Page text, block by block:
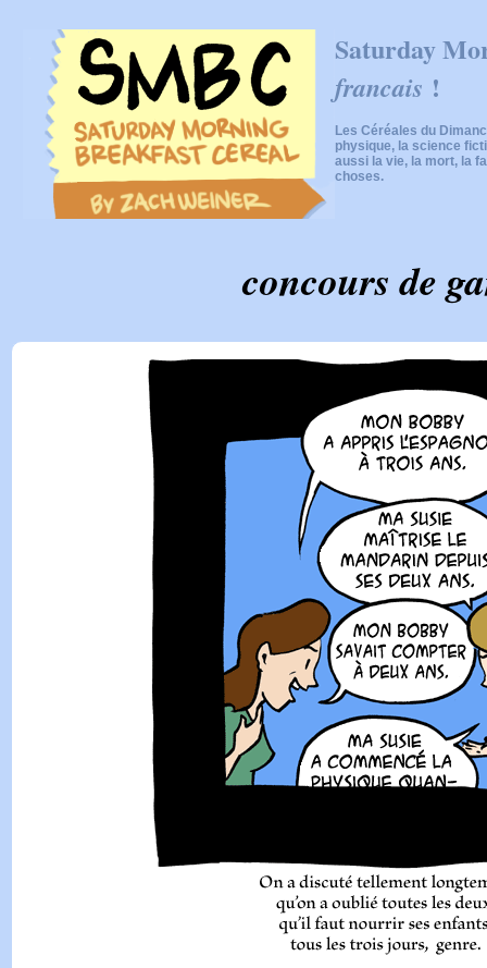
Saturday
francais !
Les Céréales du
physique, la science
aussi la vie, la mort, la
choses.
concours de